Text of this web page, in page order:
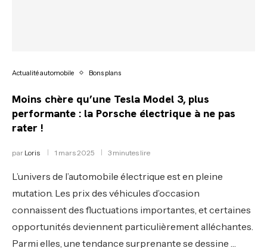
Actualité automobile Bons plans
Moins chère qu’une Tesla Model 3, plus
performante : la Porsche électrique à ne pas
rater !
par Loris 1 mars 2025 3 minutes lire
L’univers de l’automobile électrique est en pleine
mutation. Les prix des véhicules d’occasion
connaissent des fluctuations importantes, et certaines
opportunités deviennent particulièrement alléchantes.
Parmi elles, une tendance surprenante se dessine …